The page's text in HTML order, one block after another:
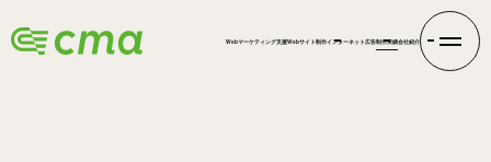
Webマーケティング支援Webサイト制作インターネット広告制作実績会社紹介